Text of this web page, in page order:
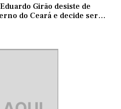
Girão desiste de
do Ceará e decide ser